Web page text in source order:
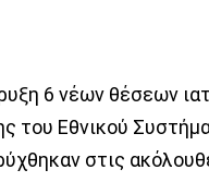
6 νέων θέσεων
του Εθνικού
στις